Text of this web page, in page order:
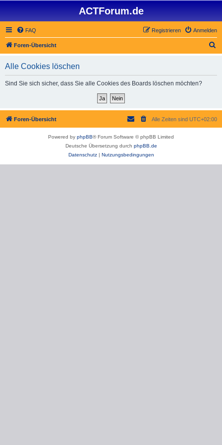
ACTForum.de
FAQ Anmelden
Registrieren
Foren-Übersicht
Alle Cookies löschen
Sind Sie sich sicher, dass Sie alle Cookies des Boards löschen möchten?
Foren-Übersicht Alle Zeiten sind UTC+02:00
Powered by phpBB® Forum Software © phpBB Limited
Deutsche Übersetzung durch phpBB.de
Datenschutz| Nutzungsbedingungen